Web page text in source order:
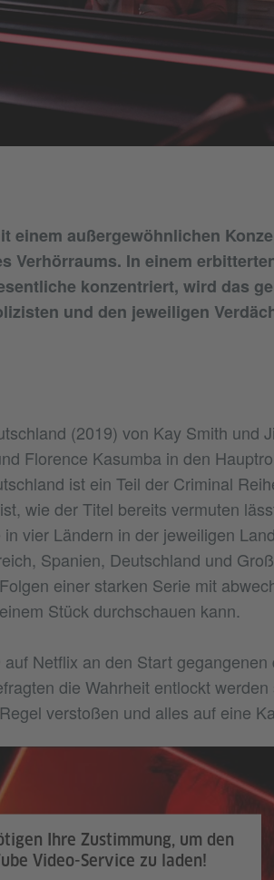
einem außergewöhnlichen
Verhörraums. In einem
konzentriert, wird das
und den jeweiligen
(2019) von Kay Smith und
Florence Kasumba in den
ist ein Teil der Criminal
wie der Titel bereits vermuten
vier Ländern in der jeweiligen
Spanien, Deutschland und
einer starken Serie mit
Stück durchschauen kann.
Netflix an den Start gegangenen
die Wahrheit entlockt
verstoßen und alles auf eine
Ihre Zustimmung, um den
Video-Service zu laden!